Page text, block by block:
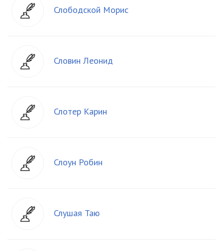
Слободской Морис
Словин Леонид
Слотер Карин
Слоун Робин
Слушая Таю